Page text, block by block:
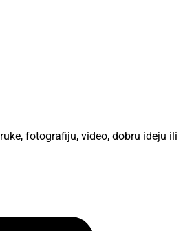
fotografiju, video, dobru ideju ili